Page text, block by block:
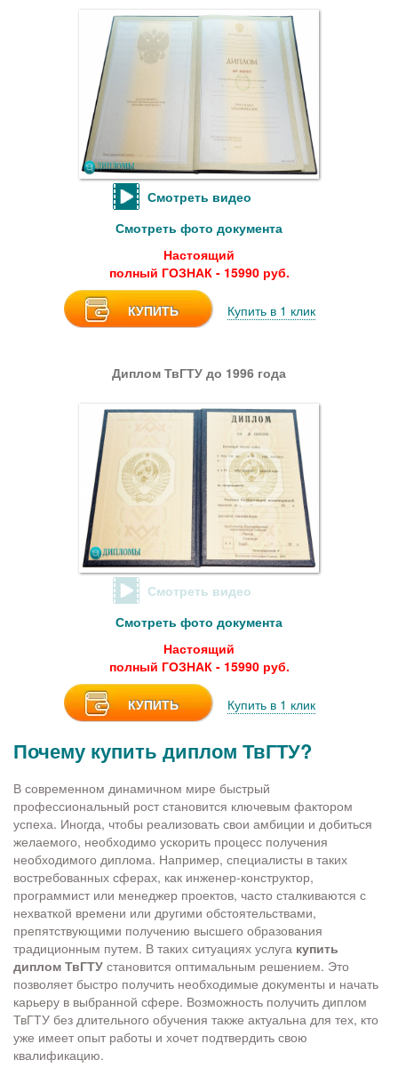
Смотреть видео
Смотреть фото документа
Настоящий
полный ГОЗНАК - 15990 руб.
КУПИТЬ Купить в 1 клик
Диплом ТвГТУ до 1996 года
Смотреть видео
Смотреть фото документа
Настоящий
полный ГОЗНАК - 15990 руб.
КУПИТЬ Купить в 1 клик
Почему купить диплом ТвГТУ?
В современном динамичном мире быстрый
профессиональный рост становится ключевым фактором
успеха. Иногда, чтобы реализовать свои амбиции и добиться
желаемого, необходимо ускорить процесс получения
необходимого диплома. Например, специалисты в таких
востребованных сферах, как инженер-конструктор,
программист или менеджер проектов, часто сталкиваются с
нехваткой времени или другими обстоятельствами,
препятствующими получению высшего образования
традиционным путем. В таких ситуациях услуга купить
диплом ТвГТУ становится оптимальным решением. Это
позволяет быстро получить необходимые документы и начать
карьеру в выбранной сфере. Возможность получить диплом
ТвГТУ без длительного обучения также актуальна для тех, кто
уже имеет опыт работы и хочет подтвердить свою
квалификацию.